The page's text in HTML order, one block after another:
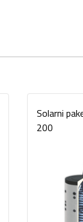
Solarni
200